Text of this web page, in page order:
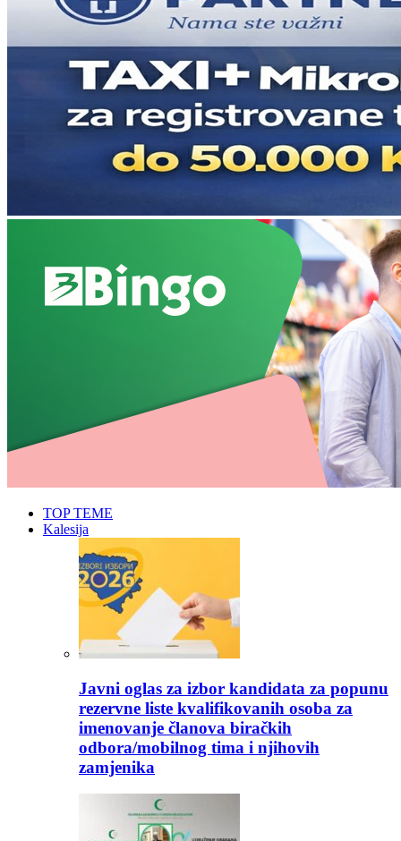
TOP TEME
Kalesija
Javni oglas za izbor kandidata za popunu
rezervne liste kvalifikovanih osoba za
imenovanje članova biračkih
odbora/mobilnog tima i njihovih
zamjenika